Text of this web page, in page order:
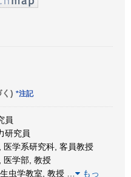
) *注記
員
研究員
学系研究科, 客員教授
医学部, 教授
虫学教室, 教授
もっ